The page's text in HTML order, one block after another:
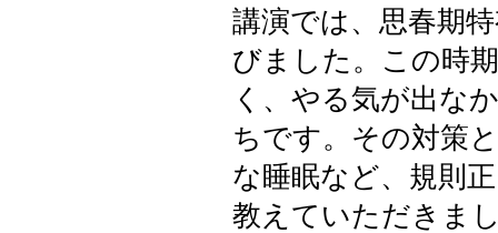
講演では、思春期
びました。この時
く、やる気が出な
ちです。その対策
な睡眠など、規則
教えていただきま